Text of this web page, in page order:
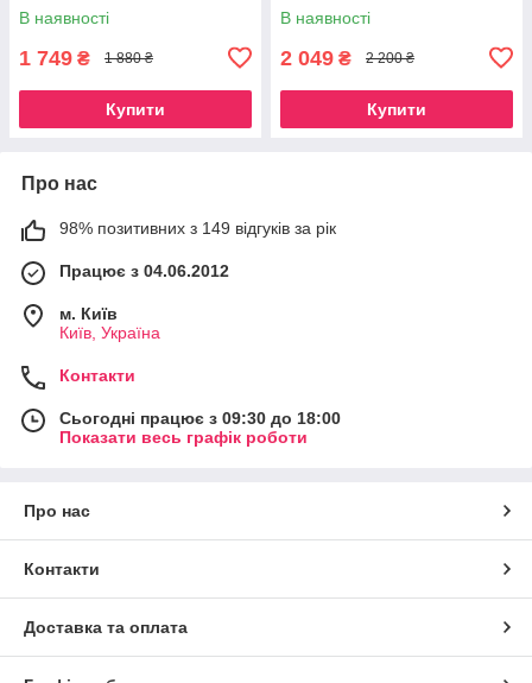
В наявності
1 749 ₴ 1 880 ₴
Купити
В наявності
2 049 ₴ 2 200 ₴
Купити
Про нас
98% позитивних з 149 відгуків за рік
Працює з 04.06.2012
м. Київ
Київ, Україна
Контакти
Сьогодні працює з 09:30 до 18:00
Показати весь графік роботи
Про нас
Контакти
Доставка та оплата